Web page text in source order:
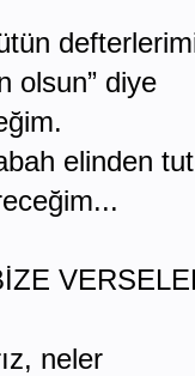
olsun” diye
elinden
neler